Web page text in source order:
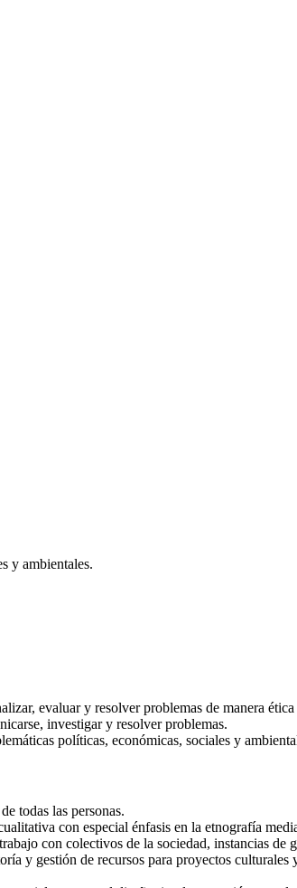
y ambientales.
evaluar y resolver problemas de manera
investigar y resolver problemas.
políticas, económicas, sociales y
todas las personas.
con especial énfasis en la etnografía
con colectivos de la sociedad, instancias de
y gestión de recursos para proyectos